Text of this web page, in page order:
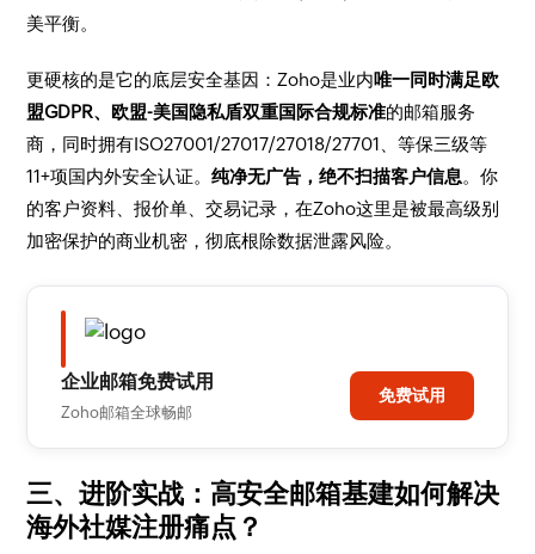
美平衡。
更硬核的是它的底层安全基因：Zoho是业内唯一同时满足欧
盟GDPR、欧盟-美国隐私盾双重国际合规标准的邮箱服务
商，同时拥有ISO27001/27017/27018/27701、等保三级等
11+项国内外安全认证。纯净无广告，绝不扫描客户信息。你
的客户资料、报价单、交易记录，在Zoho这里是被最高级别
加密保护的商业机密，彻底根除数据泄露风险。
企业邮箱免费试用
Zoho邮箱全球畅邮
免费试用
三、进阶实战：高安全邮箱基建如何解决
海外社媒注册痛点？